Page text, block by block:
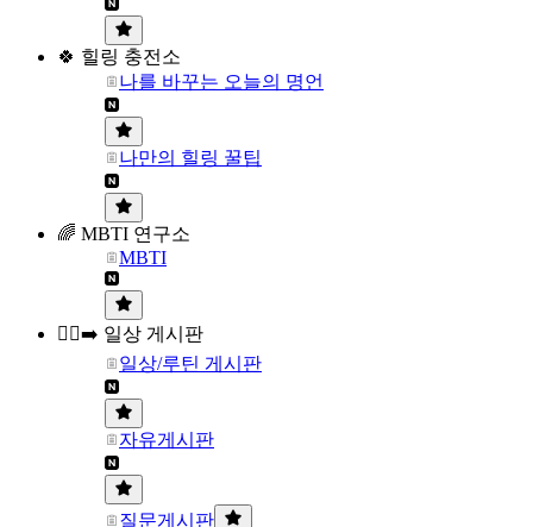
🍀 힐링 충전소
나를 바꾸는 오늘의 명언
나만의 힐링 꿀팁
🌈 MBTI 연구소
MBTI
🏃‍♀️‍➡️ 일상 게시판
일상/루틴 게시판
자유게시판
질문게시판